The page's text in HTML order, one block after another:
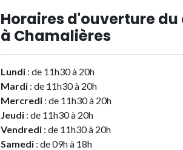
Horaires d'ouverture
à Chamalières
Lundi : de 11h30 à 20h
Mardi : de 11h30 à 20h
Mercredi : de 11h30 à 20h
Jeudi : de 11h30 à 20h
Vendredi : de 11h30 à 20h
Samedi : de 09h à 18h